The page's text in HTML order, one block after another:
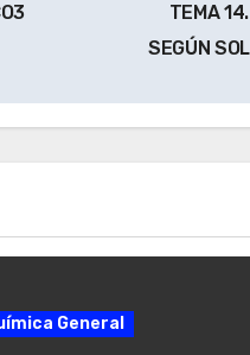
TEMA
SEGÚN
General